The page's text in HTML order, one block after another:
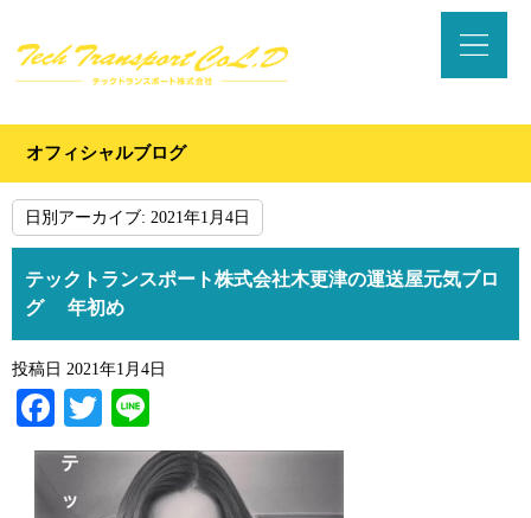
オフィシャルブログ
日別アーカイブ: 2021年1月4日
テックトランスポート株式会社木更津の運送屋元気ブロ
グ 年初め
投稿日 2021年1月4日
Facebook
Twitter